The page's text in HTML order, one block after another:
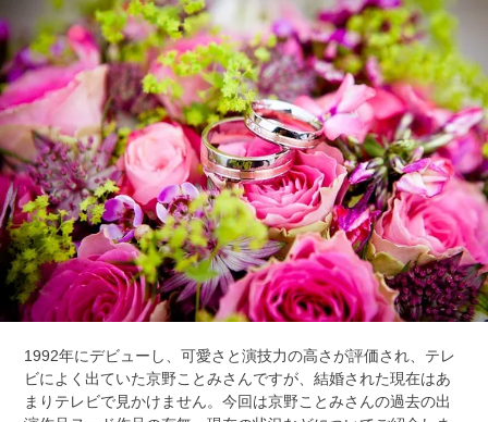
1992年にデビューし、可愛さと演技力の高さが評価され、テレ
ビによく出ていた京野ことみさんですが、結婚された現在はあ
まりテレビで見かけません。今回は京野ことみさんの過去の出